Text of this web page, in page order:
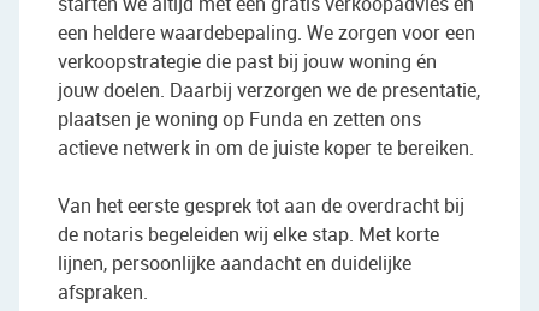
een heldere waardebepaling. We zorgen voor een
verkoopstrategie die past bij jouw woning én
jouw doelen. Daarbij verzorgen we de presentatie,
plaatsen je woning op Funda en zetten ons
actieve netwerk in om de juiste koper te bereiken.
Van het eerste gesprek tot aan de overdracht bij
de notaris begeleiden wij elke stap. Met korte
lijnen, persoonlijke aandacht en duidelijke
afspraken.